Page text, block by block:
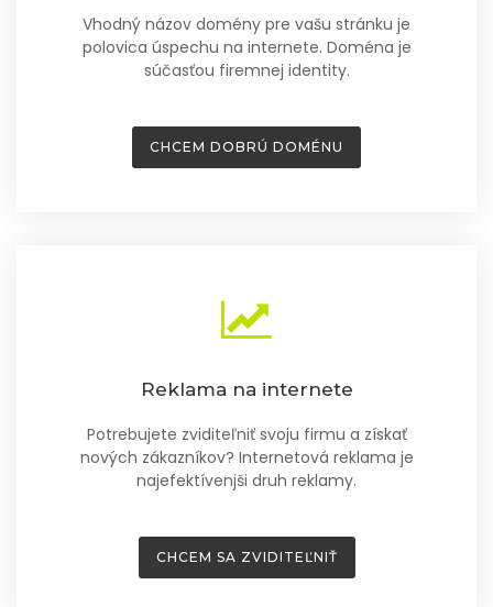
Vhodný názov domény pre vašu stránku je
polovica úspechu na internete. Doména je
súčasťou firemnej identity.
CHCEM DOBRÚ DOMÉNU
Reklama na internete
Potrebujete zviditeľniť svoju firmu a získať
nových zákazníkov? Internetová reklama je
najefektívenjši druh reklamy.
CHCEM SA ZVIDITEĽNIŤ